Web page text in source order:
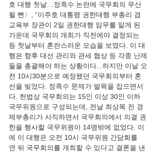
호 대행 첫날…정족수 논란에 국무회의 무산
될 뻔〉, “이주호 대통령 권한대행 부총리 겸
교육부 장관이 2일 권한대행 임무를 맡게 된
가운데 국무회의 개최가 직전에야 결정되는
등 첫날부터 혼란스러운 모습을 보였다. 이 대
행은 향후 대선 관리와 관세 협상 등 각종 난제
들을 총괄해야 하는 상황이다...하지만 이날 오
전 10시30분으로 예정됐던 국무회의부터 혼
선을 빚었다. 정족수 문제가 발목을 잡으면서
다. 헌법상 국무회의는 15인 이상 30인 이하
국무위원으로 구성되는데, 전날 최상목 전 경
제부총리가 사직하면서 국무회의에서 의결 권
한을 행사할 국무위원이 14명밖에 없었다. 이
에 이 대행은 오전 10시 국무위원 간담회를
연 뒤 국무회의를 개최할 수 있다고 결론을 낸